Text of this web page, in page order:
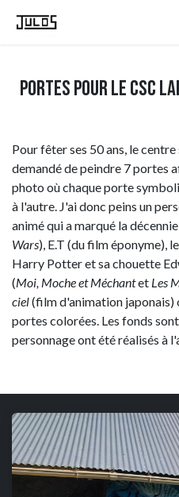
Portes pour le CSC
Pour fêter ses 50 ans, le
demandé de peindre 7 portes
photo où chaque porte
à l'autre. J'ai donc peins un
animé qui a marqué la
Wars), E.T (du film éponyme),
Harry Potter et sa chouette
(Moi, Moche et Méchantet Les
ciel(film d'animation japonais)
portes colorées. Les fonds
personnage ont été réalisés à